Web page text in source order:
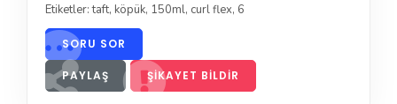
Etiketler:taft, köpük, 150ml, curl flex, 6
SORU SOR
PAYLAŞ ŞIKAYET BILDIR